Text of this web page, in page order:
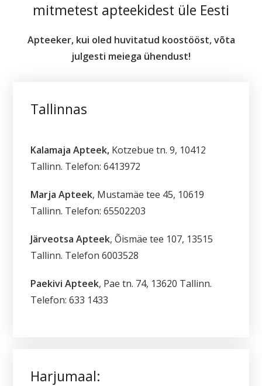
mitmetest apteekidest üle Eesti
Apteeker, kui oled huvitatud koostööst, võta
julgesti meiega ühendust!
Tallinnas
Kalamaja Apteek, Kotzebue tn. 9, 10412
Tallinn. Telefon: 6413972
Marja Apteek, Mustamäe tee 45, 10619
Tallinn. Telefon: 65502203
Järveotsa Apteek, Õismäe tee 107, 13515
Tallinn. Telefon 6003528
Paekivi Apteek, Pae tn. 74, 13620 Tallinn.
Telefon: 633 1433
Harjumaal: